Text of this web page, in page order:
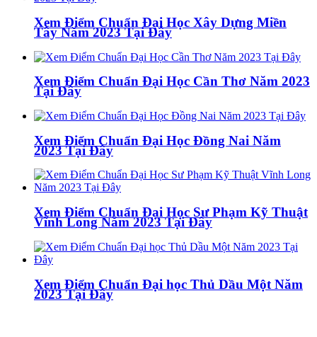
Xem Điểm Chuẩn Đại Học Xây Dựng Miền
Tây Năm 2023 Tại Đây
Xem Điểm Chuẩn Đại Học Cần Thơ Năm 2023
Tại Đây
Xem Điểm Chuẩn Đại Học Đồng Nai Năm
2023 Tại Đây
Xem Điểm Chuẩn Đại Học Sư Phạm Kỹ Thuật
Vĩnh Long Năm 2023 Tại Đây
Xem Điểm Chuẩn Đại học Thủ Dầu Một Năm
2023 Tại Đây